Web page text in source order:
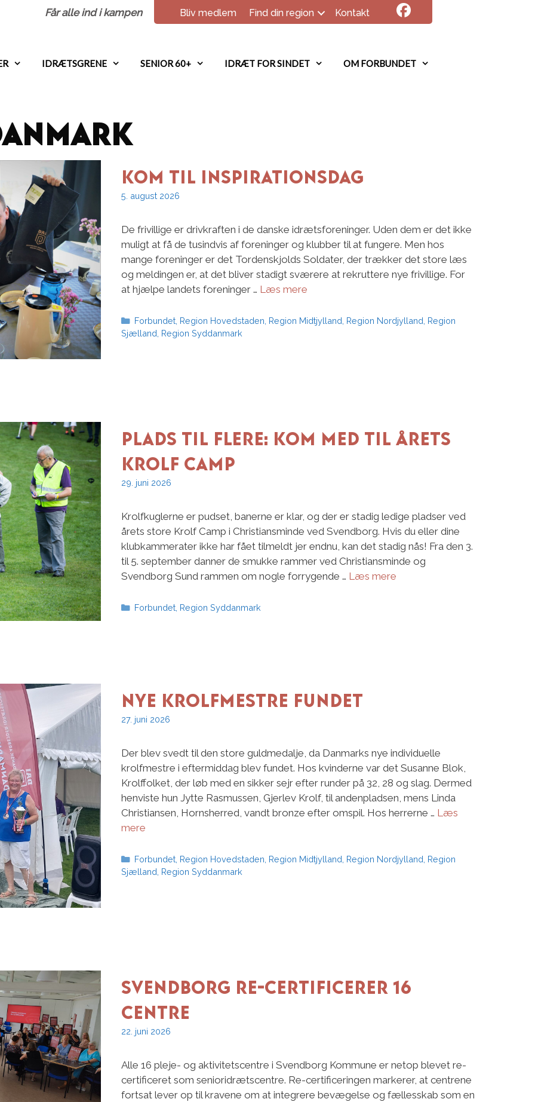
Får alle ind i kampen Bliv medlem Find din region Kontakt
IDRÆTSGRENE SENIOR 60+ IDRÆT FOR SINDET OM FORBUNDET
Kom til inspirationsdag
5. august 2026
De frivillige er drivkraften i de danske idrætsforeninger. Uden dem er det ikke
muligt at få de tusindvis af foreninger og klubber til at fungere. Men hos
mange foreninger er det Tordenskjolds Soldater, der trækker det store læs
og meldingen er, at det bliver stadigt sværere at rekruttere nye frivillige. For
at hjælpe landets foreninger … Læs mere
Kategorier
Forbundet, Region Hovedstaden Region Midtjylland Region Nordjylland Region
Sjælland Region Syddanmark
Plads til flere: Kom med til årets
Krolf Camp
29. juni 2026
Krolfkuglerne er pudset, banerne er klar, og der er stadig ledige pladser ved
årets store Krolf Camp i Christiansminde ved Svendborg. Hvis du eller dine
klubkammerater ikke har fået tilmeldt jer endnu, kan det stadig nås! Fra den 3.
til 5. september danner de smukke rammer ved Christiansminde og
Svendborg Sund rammen om nogle forrygende … Læs mere
Kategorier
Forbundet, Region Syddanmark
Nye krolfmestre fundet
27. juni 2026
Der blev svedt til den store guldmedalje, da Danmarks nye individuelle
krolfmestre i eftermiddag blev fundet. Hos kvinderne var det Susanne Blok,
Krolffolket, der løb med en sikker sejr efter runder på 32, 28 og slag. Dermed
henviste hun Jytte Rasmussen, Gjerlev Krolf, til andenpladsen, mens Linda
Christiansen, Hornsherred, vandt bronze efter omspil. Hos herrerne … Læs
mere
Kategorier
Forbundet, Region Hovedstaden Region Midtjylland Region Nordjylland Region
Sjælland Region Syddanmark
Svendborg re-certificerer 16
centre
22. juni 2026
Alle 16 pleje- og aktivitetscentre i Svendborg Kommune er netop blevet re-
certificeret som senioridrætscentre. Re-certificeringen markerer, at centrene
fortsat lever op til kravene om at integrere bevægelse og fællesskab som en